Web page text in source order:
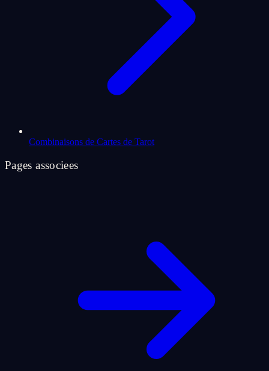
Combinaisons de Cartes de Tarot
Pages associees